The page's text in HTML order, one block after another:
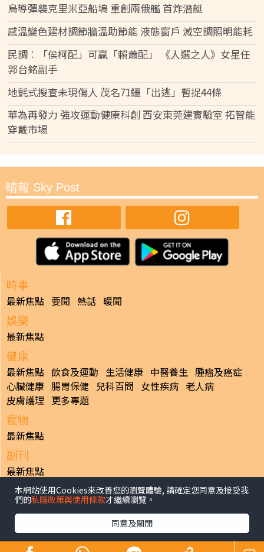
烏導彈襲克里米亞船塢 重創兩俄艦 首炸潛艇
感溫變色建材調節牆溫助節能 液態窗戶 減空調照明能耗
民調︰「侯柯配」可贏「賴蕭配」 《人選之人》女星任
郭台銘副手
地氈式搜查未現傷人 茂名71鱷「出逃」暫捉44條
華為再發力 強攻運動健康科創 西安東莞建實驗室 拓智能
穿戴市場
晴報 Sky Post
時事
最新焦點 要聞 熱話 暖聞
娛樂
最新焦點
健康
最新焦點 飲食及運動 生活健康 中醫養生 腫瘤及癌症
心臟健康 腸胃保健 兒科百問 女性疾病 老人病
皮膚護理 更多專題
寵物
最新焦點
副刊
最新焦點
日報
揭頁版 港聞 財經/地產 中國/國際
生活副刊
體育 專題/人物
香港經濟日報版權所有©2026
本網站使用Cookies來改善您的瀏覽體驗, 請確定您同意及接受我
們的私隱政策與使用條款才繼續瀏覽。
同意及關閉